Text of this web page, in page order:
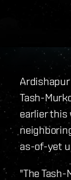
Tash-
earlier this
as-of-yet
"The